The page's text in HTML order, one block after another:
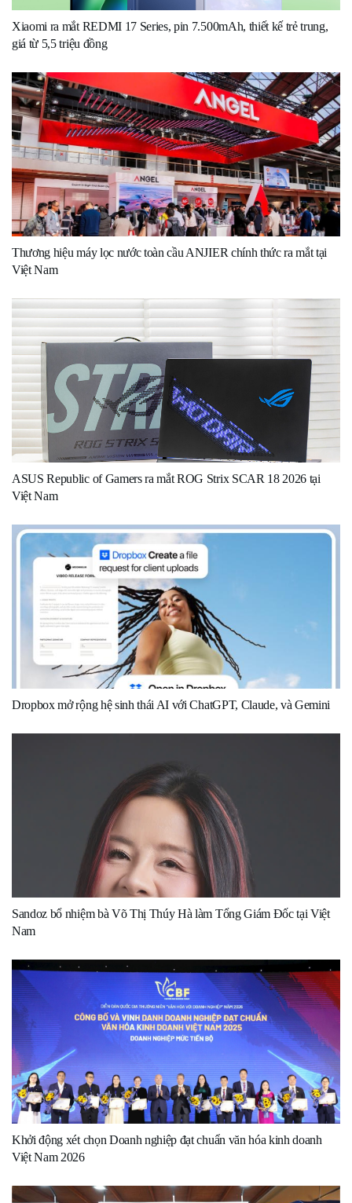
Xiaomi ra mắt REDMI 17 Series, pin 7.500mAh, thiết kế trẻ trung,
giá từ 5,5 triệu đồng
Thương hiệu máy lọc nước toàn cầu ANJIER chính thức ra mắt tại
Việt Nam
ASUS Republic of Gamers ra mắt ROG Strix SCAR 18 2026 tại
Việt Nam
Dropbox mở rộng hệ sinh thái AI với ChatGPT, Claude, và Gemini
Sandoz bổ nhiệm bà Võ Thị Thúy Hà làm Tổng Giám Đốc tại Việt
Nam
Khởi động xét chọn Doanh nghiệp đạt chuẩn văn hóa kinh doanh
Việt Nam 2026